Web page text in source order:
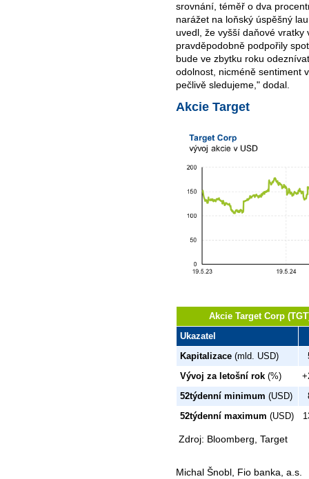
srovnání, téměř o dva
narážet na loňský úspěšný
uvedl, že vyšší daňové
pravděpodobně podpořily
bude ve zbytku roku
odolnost, nicméně sentiment
pečlivě sledujeme," dodal.
Akcie Target
Akcie Target Corp
Ukazatel
Kapitalizace (mld. USD)
Vývoj za letošní rok (%)
52týdenní minimum (USD)
52týdenní maximum (USD)
Zdroj: Bloomberg, Target
Michal Šnobl, Fio banka, a.s.